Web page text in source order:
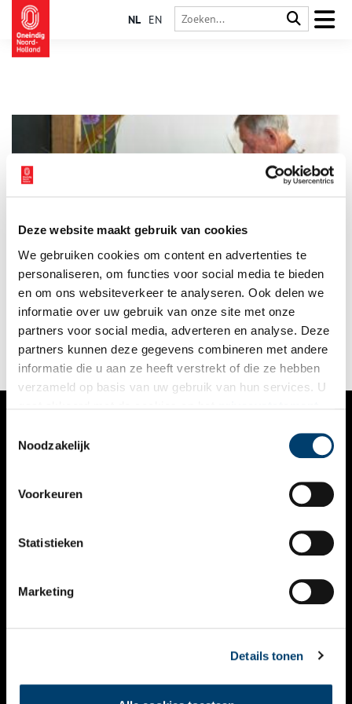
Deze website maakt gebruik van cookies
We gebruiken cookies om content en advertenties te
personaliseren, om functies voor social media te bieden
en om ons websiteverkeer te analyseren. Ook delen we
informatie over uw gebruik van onze site met onze
partners voor social media, adverteren en analyse. Deze
partners kunnen deze gegevens combineren met andere
informatie die u aan ze heeft verstrekt of die ze hebben
verzameld op basis van uw gebruik van hun services. U
Noodzakelijk
Voorkeuren
Statistieken
Marketing
Details tonen
NL EN
De Nederlandse Ikebana Vereniging bestaat in 2025 precies 65
jaar en viert dit jubileum met een landelijke tentoonstelling in
het Flower Art Museum in Aalsmeer. Van 26 tot en met 28
september staat het museum geheel in het teken van de
Japanse kunst van het bloemschikken. De tentoonstelling
draagt de titel “65 jaar verbinding in beeld” en laat de
schoonheid en veelzijdigheid van Ikebana zien.
1 min
VERHALEN
KALENDER
THEMA’S
VIDEO’S
CONTACT